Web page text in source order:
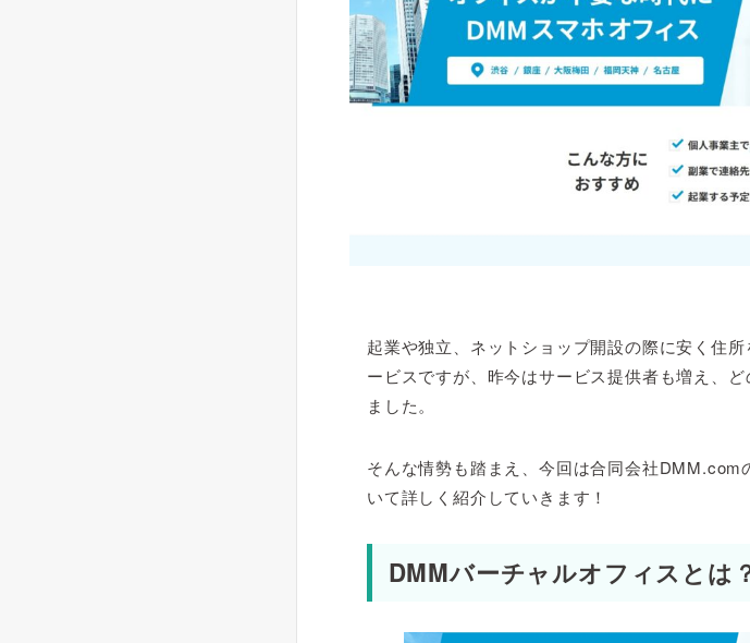
起業や独立、ネットショップ開設の際に安く住
ービスですが、昨今はサービス提供者も増え、
ました。
そんな情勢も踏まえ、今回は合同会社
いて詳しく紹介していきます！
DMMバーチャルオフィスとは